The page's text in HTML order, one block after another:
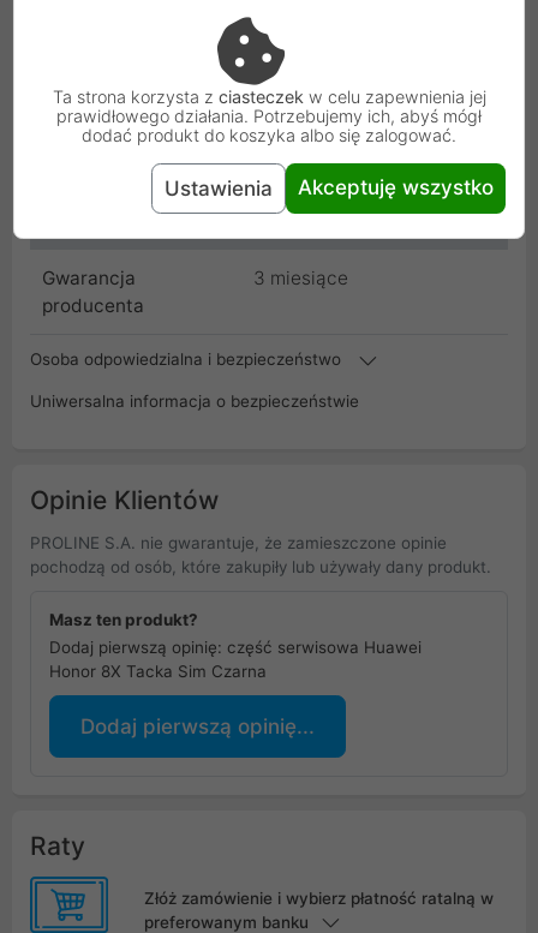
Huawei
Kod HW_H8X_BK_BZR_002
HW_H8X_BK_BZR_002
5904506101399
Gwarancja
producenta
3 miesiące
Osoba odpowiedzialna i bezpieczeństwo
Uniwersalna informacja o bezpieczeństwie
Opinie Klientów
PROLINE S.A. nie gwarantuje, że zamieszczone opinie
pochodzą od osób, które zakupiły lub używały dany produkt.
Masz ten produkt?
Dodaj pierwszą opinię: część serwisowa Huawei
Honor 8X Tacka Sim Czarna
Dodaj pierwszą opinię...
Raty
Złóż zamówienie i wybierz płatność ratalną w
preferowanym banku
Ta strona korzysta z ciasteczek w celu zapewnienia jej
prawidłowego działania. Potrzebujemy ich, abyś mógł
dodać produkt do koszyka albo się zalogować.
Ustawienia Akceptuję wszystko